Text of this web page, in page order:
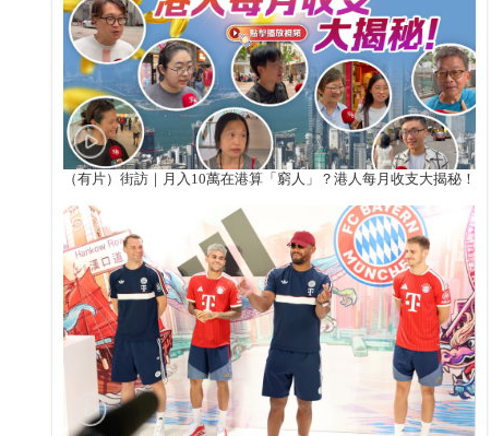
（有片）街訪｜月入10萬在港算「窮人」？港人每月收支大揭秘！